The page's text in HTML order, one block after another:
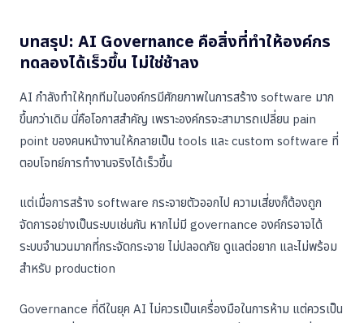
บทสรุป: AI Governance คือสิ่งที่ทำให้องค์กร
ทดลองได้เร็วขึ้น ไม่ใช่ช้าลง
AI กำลังทำให้ทุกทีมในองค์กรมีศักยภาพในการสร้าง software มาก
ขึ้นกว่าเดิม นี่คือโอกาสสำคัญ เพราะองค์กรจะสามารถเปลี่ยน pain
point ของคนหน้างานให้กลายเป็น tools และ custom software ที่
ตอบโจทย์การทำงานจริงได้เร็วขึ้น
แต่เมื่อการสร้าง software กระจายตัวออกไป ความเสี่ยงก็ต้องถูก
จัดการอย่างเป็นระบบเช่นกัน หากไม่มี governance องค์กรอาจได้
ระบบจำนวนมากที่กระจัดกระจาย ไม่ปลอดภัย ดูแลต่อยาก และไม่พร้อม
สำหรับ production
Governance ที่ดีในยุค AI ไม่ควรเป็นเครื่องมือในการห้าม แต่ควรเป็น